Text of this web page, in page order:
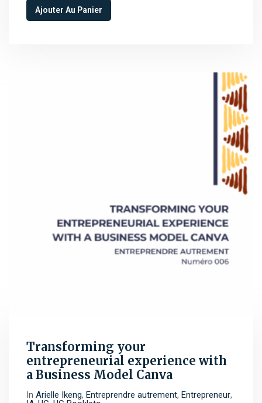
Ajouter Au Panier
Transforming your
entrepreneurial experience with
a Business Model Canva
In Arielle Ikeng, Entreprendre autrement, Entrepreneur,